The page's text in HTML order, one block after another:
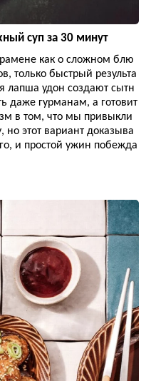
суп за 30 минут
рамене как о сложном блю
только быстрый результа
лапша удон создают сытн
даже гурманам, а готовит
в том, что мы привыкли
но этот вариант доказыва
и простой ужин побежда